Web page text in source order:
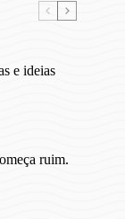
e ideias
ruim.